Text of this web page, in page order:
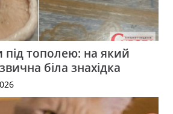
під тополею: на який
біла знахідка